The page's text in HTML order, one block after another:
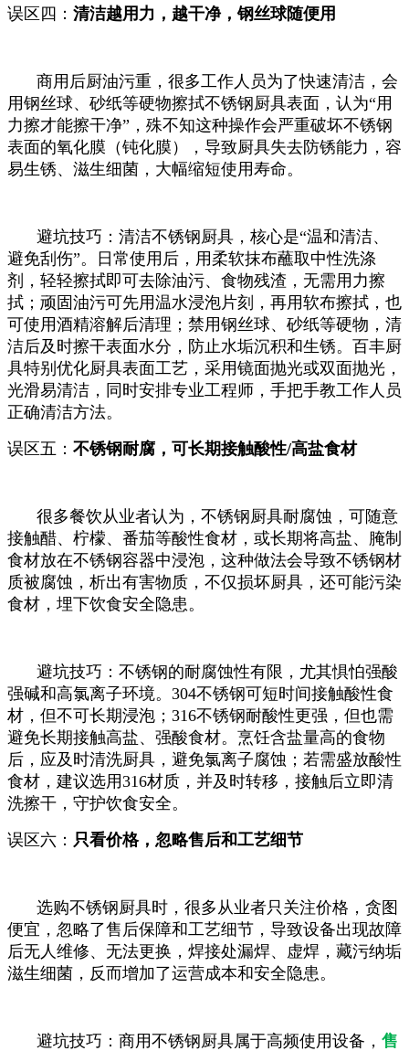
误区四： 清洁越用力，越干净，钢丝球随便用
商用后厨油污重，很多工作人员为了快速清洁，会
用钢丝球、砂纸等硬物擦拭不锈钢厨具表面，认为“用
力擦才能擦干净”，殊不知这种操作会严重破坏不锈钢
表面的氧化膜（钝化膜），导致厨具失去防锈能力，容
易生锈、滋生细菌，大幅缩短使用寿命。
避坑技巧：清洁不锈钢厨具，核心是“温和清洁、
避免刮伤”。日常使用后，用柔软抹布蘸取中性洗涤
剂，轻轻擦拭即可去除油污、食物残渣，无需用力擦
拭；顽固油污可先用温水浸泡片刻，再用软布擦拭，也
可使用酒精溶解后清理；禁用钢丝球、砂纸等硬物，清
洁后及时擦干表面水分，防止水垢沉积和生锈。百丰厨
具特别优化厨具表面工艺，采用镜面抛光或双面抛光，
光滑易清洁，同时安排专业工程师，手把手教工作人员
正确清洁方法。
误区五： 不锈钢耐腐，可长期接触酸性/高盐食材
很多餐饮从业者认为，不锈钢厨具耐腐蚀，可随意
接触醋、柠檬、番茄等酸性食材，或长期将高盐、腌制
食材放在不锈钢容器中浸泡，这种做法会导致不锈钢材
质被腐蚀，析出有害物质，不仅损坏厨具，还可能污染
食材，埋下饮食安全隐患。
避坑技巧：不锈钢的耐腐蚀性有限，尤其惧怕强酸
强碱和高氯离子环境。304不锈钢可短时间接触酸性食
材，但不可长期浸泡；316不锈钢耐酸性更强，但也需
避免长期接触高盐、强酸食材。烹饪含盐量高的食物
后，应及时清洗厨具，避免氯离子腐蚀；若需盛放酸性
食材，建议选用316材质，并及时转移，接触后立即清
洗擦干，守护饮食安全。
误区六： 只看价格，忽略售后和工艺细节
选购不锈钢厨具时，很多从业者只关注价格，贪图
便宜，忽略了售后保障和工艺细节，导致设备出现故障
后无人维修、无法更换，焊接处漏焊、虚焊，藏污纳垢
滋生细菌，反而增加了运营成本和安全隐患。
避坑技巧：商用不锈钢厨具属于高频使用设备， 售